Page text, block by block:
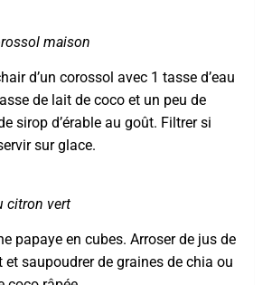
maison
d’un corossol avec 1 tasse d’eau
de lait de coco et un peu de
sirop d’érable au goût. Filtrer si
sur glace.
citron vert
papaye en cubes. Arroser de jus de
et saupoudrer de graines de chia ou